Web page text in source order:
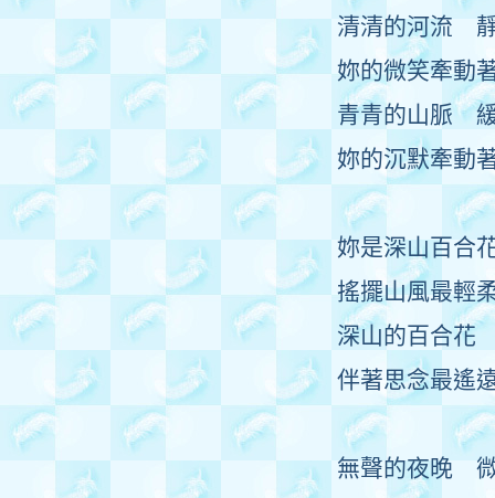
清清的河流
妳的微笑牽動
青青的山脈
妳的沉默牽動
妳是深山百合
搖擺山風最輕
深山的百合花
伴著思念最遙
無聲的夜晚